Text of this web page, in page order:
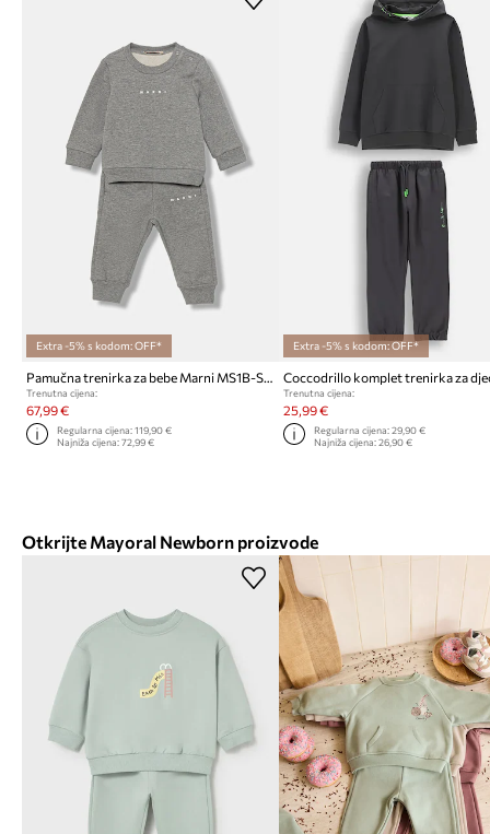
Extra -5% s kodom: OFF*
Pamučna trenirka za bebe Marni MS1B-SET OVERALLS 2-pack
Trenutna cijena:
67,99 €
Regularna cijena:119,90 €
Najniža cijena:72,99 €
Extra -5% s kodom: OFF*
Trenutna cijena:
25,99 €
Regularna cijena: 29,90 €
Najniža cijena: 26,90 €
Otkrijte Mayoral Newborn proizvode